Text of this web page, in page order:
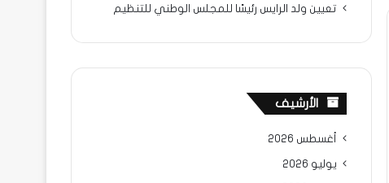
تعيين ولد الرايس رئيسًا للمجلس الوطني للتنظيم
الأرشيف
أغسطس 2026
يوليو 2026